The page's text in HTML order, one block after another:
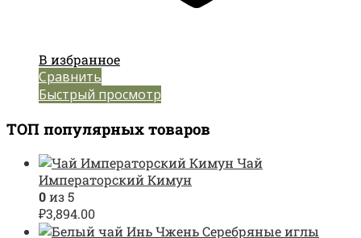
В избранное
Сравнить
Быстрый просмотр
ТОП популярных товаров
Чай
Императорский Кимун
0из 5
₽3,894.00